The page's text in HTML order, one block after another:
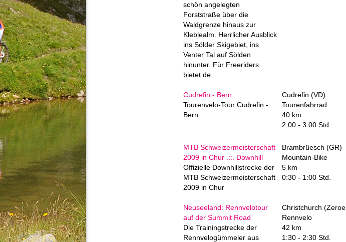
schön angelegten
Forststraße über die
Waldgrenze hinaus zur
Kleblealm. Herrlicher Ausblick
ins Sölder Skigebiet, ins
Venter Tal auf Sölden
hinunter. Für Freeriders
bietet de
Cudrefin - Bern
Tourenvelo-Tour Cudrefin -
Bern
Cudrefin (VD)
Tourenfahrrad
40 km
2:00 - 3:00 Std.
MTB Schweizermeisterschaft
2009 in Chur .::. Downhill
Offizielle Downhillstrecke der
MTB Schweizermeisterschaft
2009 in Chur
Brambrüesch (GR)
Mountain-Bike
5 km
0:30 - 1:00 Std.
Neuseeland: Rennvelotour
auf der Summit Road
Die Trainingstrecke der
Rennvelogümmeler aus
Christchurch
Rennvelo
42 km
1:30 - 2:30 Std.